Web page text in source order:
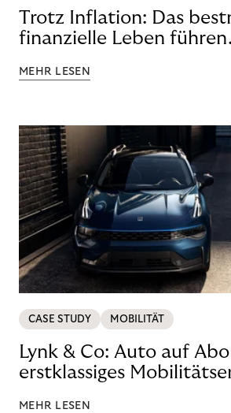
Trotz Inflation: Das
finanzielle Leben führen.
MEHR LESEN
CASE STUDY MOBILITÄT
Lynk & Co: Auto auf
erstklassiges
MEHR LESEN